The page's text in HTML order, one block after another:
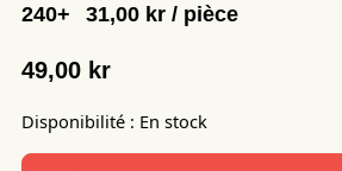
240+
31,00 kr / pièce
49,00 kr
Disponibilité : En stock